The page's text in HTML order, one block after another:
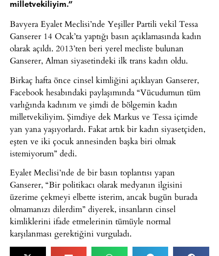
milletvekiliyim.”
Bavyera Eyalet Meclisi’nde Yeşiller Partili vekil Tessa
Ganserer 14 Ocak’ta yaptığı basın açıklamasında kadın
olarak açıldı. 2013’ten beri yerel mecliste bulunan
Ganserer, Alman siyasetindeki ilk trans kadın oldu.
Birkaç hafta önce cinsel kimliğini açıklayan Ganserer,
Facebook hesabındaki paylaşımında “Vücudumun tüm
varlığında kadınım ve şimdi de bölgemin kadın
milletvekiliyim. Şimdiye dek Markus ve Tessa içimde
yan yana yaşıyorlardı. Fakat artık bir kadın siyasetçiden,
eşten ve iki çocuk annesinden başka biri olmak
istemiyorum” dedi.
Eyalet Meclisi’nde de bir basın toplantısı yapan
Ganserer, “Bir politikacı olarak medyanın ilgisini
üzerime çekmeyi elbette isterim, ancak bugün burada
olmamanızı dilerdim” diyerek, insanların cinsel
kimliklerini ifade etmelerinin tümüyle normal
karşılanması gerektiğini vurguladı.